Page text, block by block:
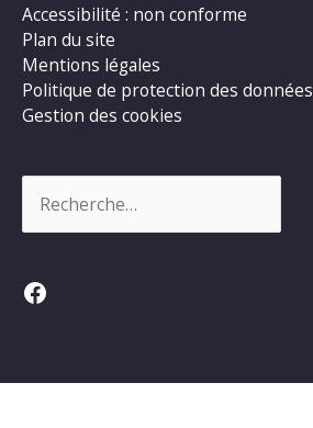
Accessibilité : non conforme
Plan du site
Mentions légales
Politique de protection des données
Gestion des cookies
Facebook